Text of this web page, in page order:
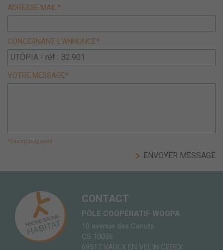
ADRESSE MAIL*
CONCERNANT L'ANNONCE*
VOTRE MESSAGE*
*Champ obligatoire
CONTACT
PÔLE COOPÉRATIF WOOPA
10 avenue des Canuts
CS 10036
69517 VAULX EN VELIN CEDEX